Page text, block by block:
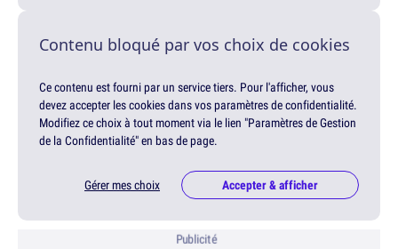
Contenu bloqué par vos choix de cookies
Ce contenu est fourni par un service tiers. Pour l'afficher, vous
devez accepter les cookies dans vos paramètres de confidentialité.
Modifiez ce choix à tout moment via le lien "Paramètres de Gestion
de la Confidentialité" en bas de page.
Gérer mes choix Accepter & afficher
Publicité